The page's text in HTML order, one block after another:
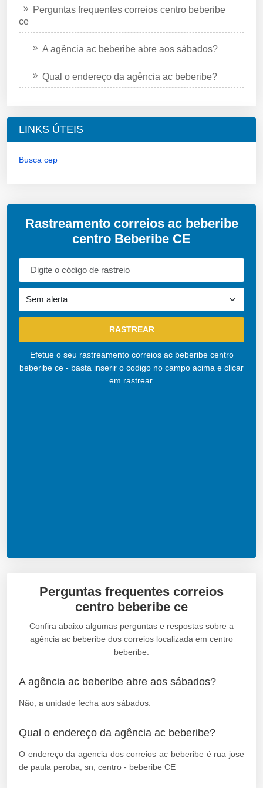
Perguntas frequentes correios centro beberibe
ce
A agência ac beberibe abre aos sábados?
Qual o endereço da agência ac beberibe?
LINKS ÚTEIS
Busca cep
Rastreamento correios ac beberibe
centro Beberibe CE
Efetue o seu rastreamento correios ac beberibe centro
beberibe ce - basta inserir o codigo no campo acima e clicar
em rastrear.
Perguntas frequentes correios
centro beberibe ce
Confira abaixo algumas perguntas e respostas sobre a
agência ac beberibe dos correios localizada em centro
beberibe.
A agência ac beberibe abre aos sábados?
Não, a unidade fecha aos sábados.
Qual o endereço da agência ac beberibe?
O endereço da agencia dos correios ac beberibe é rua jose
de paula peroba, sn, centro - beberibe CE